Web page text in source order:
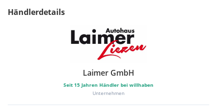
Händlerdetails
Laimer GmbH
Seit 15 Jahren Händler bei willhaben
Unternehmen